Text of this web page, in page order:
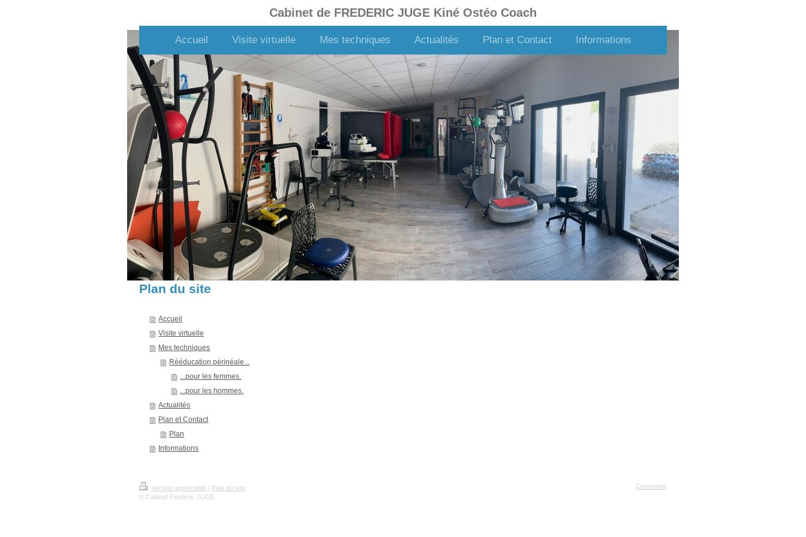
Cabinet de FREDERIC JUGE Kiné Ostéo Coach
Accueil Visite virtuelle Mes techniques Actualités Plan et Contact Informations
Plan du site
Accueil
Visite virtuelle
Mes techniques
Rééducation périnéale...
...pour les femmes.
...pour les hommes.
Actualités
Plan et Contact
Plan
Informations
Version imprimable
Plan du site
© Cabinet Frederic JUGE
Connexion